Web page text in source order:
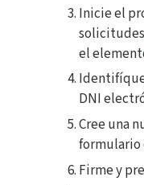
Inicie el
el
DNI
Cree una
formulario
Firme y